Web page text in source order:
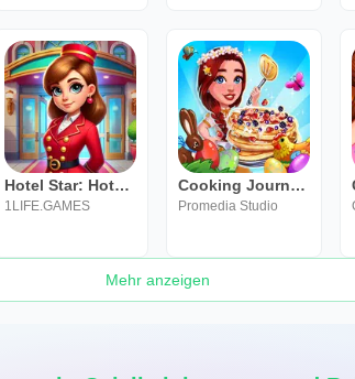
Hotel Star: Hotel Games
1LIFE.GAMES
Cooking Journey: Chef Stella
Promedia Studio
Mehr anzeigen